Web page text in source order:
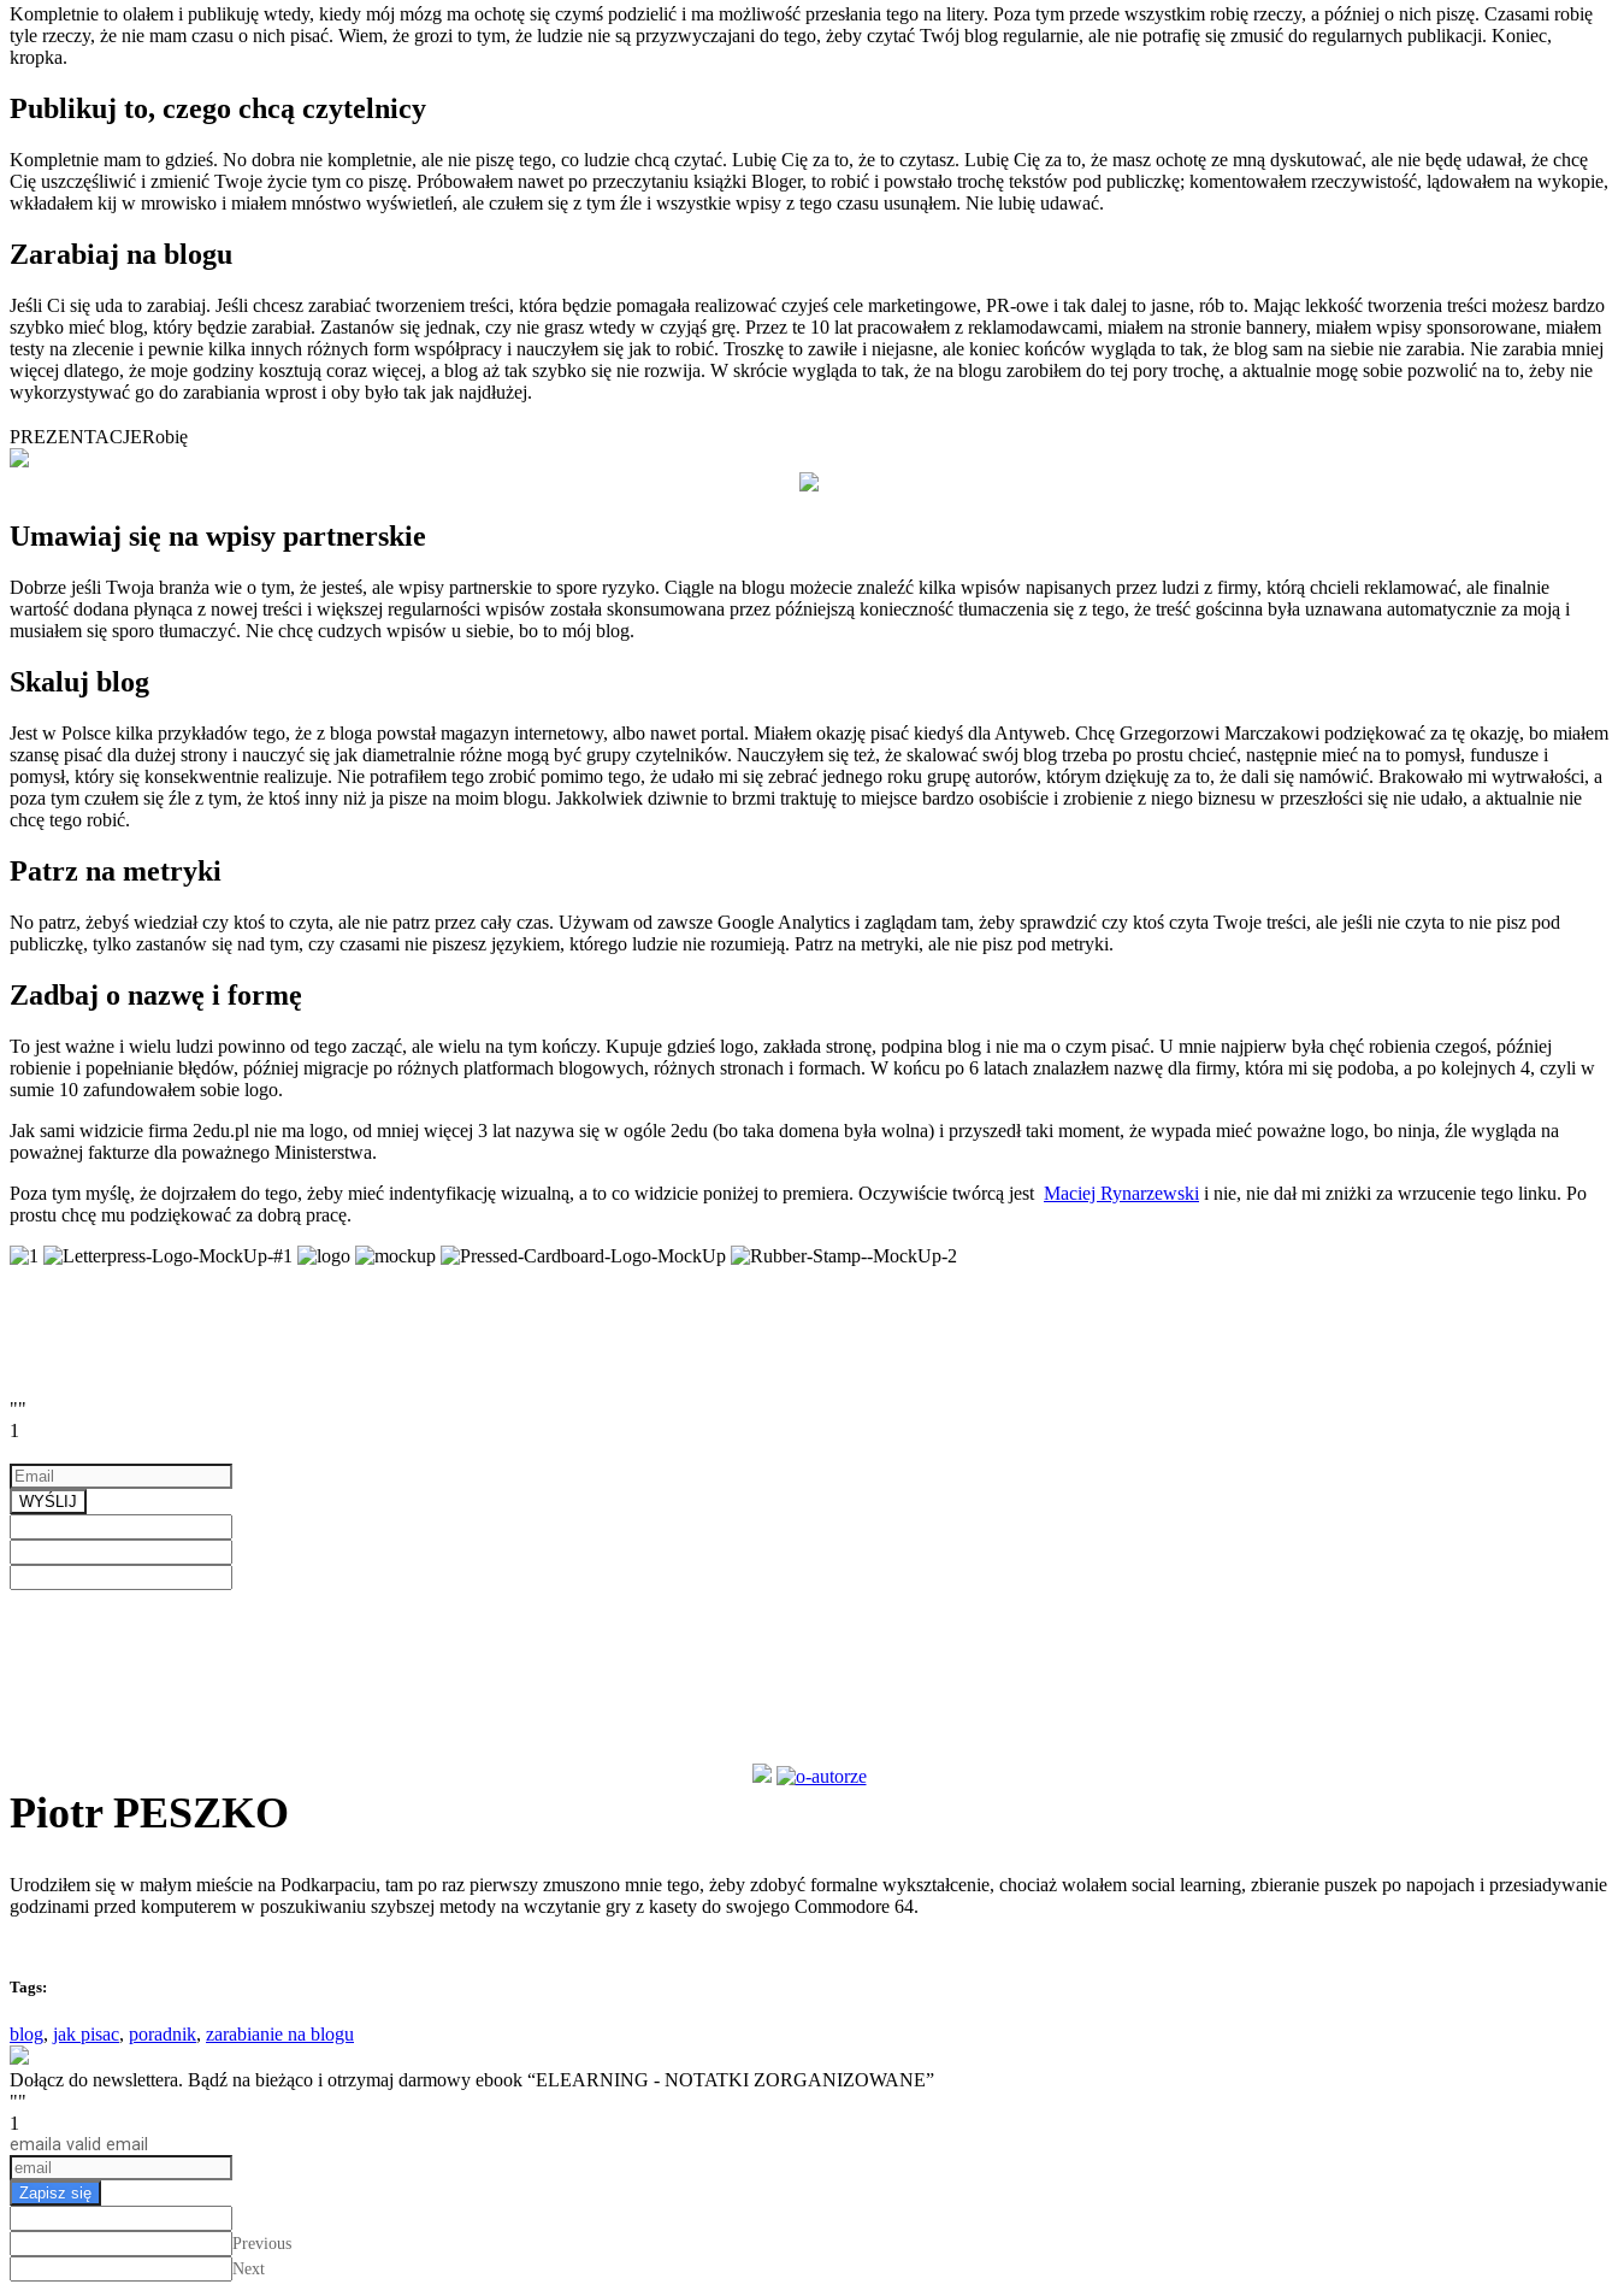
Kompletnie to olałem i publikuję wtedy, kiedy mój mózg ma ochotę się czymś podzielić i ma możliwość przesłania tego na litery. Poza tym przede wszystkim robię rzeczy, a później o nich piszę. Czasami robię
tyle rzeczy, że nie mam czasu o nich pisać. Wiem, że grozi to tym, że ludzie nie są przyzwyczajani do tego, żeby czytać Twój blog regularnie, ale nie potrafię się zmusić do regularnych publikacji. Koniec,
kropka.
Publikuj to, czego chcą czytelnicy
Kompletnie mam to gdzieś. No dobra nie kompletnie, ale nie piszę tego, co ludzie chcą czytać. Lubię Cię za to, że to czytasz. Lubię Cię za to, że masz ochotę ze mną dyskutować, ale nie będę udawał, że chcę
Cię uszczęśliwić i zmienić Twoje życie tym co piszę. Próbowałem nawet po przeczytaniu książki Bloger, to robić i powstało trochę tekstów pod publiczkę; komentowałem rzeczywistość, lądowałem na wykopie,
wkładałem kij w mrowisko i miałem mnóstwo wyświetleń, ale czułem się z tym źle i wszystkie wpisy z tego czasu usunąłem. Nie lubię udawać.
Zarabiaj na blogu
Jeśli Ci się uda to zarabiaj. Jeśli chcesz zarabiać tworzeniem treści, która będzie pomagała realizować czyjeś cele marketingowe, PR-owe i tak dalej to jasne, rób to. Mając lekkość tworzenia treści możesz bardzo
szybko mieć blog, który będzie zarabiał. Zastanów się jednak, czy nie grasz wtedy w czyjąś grę. Przez te 10 lat pracowałem z reklamodawcami, miałem na stronie bannery, miałem wpisy sponsorowane, miałem
testy na zlecenie i pewnie kilka innych różnych form współpracy i nauczyłem się jak to robić. Troszkę to zawiłe i niejasne, ale koniec końców wygląda to tak, że blog sam na siebie nie zarabia. Nie zarabia mniej
więcej dlatego, że moje godziny kosztują coraz więcej, a blog aż tak szybko się nie rozwija. W skrócie wygląda to tak, że na blogu zarobiłem do tej pory trochę, a aktualnie mogę sobie pozwolić na to, żeby nie
wykorzystywać go do zarabiania wprost i oby było tak jak najdłużej.
PREZENTACJERobię
Umawiaj się na wpisy partnerskie
Dobrze jeśli Twoja branża wie o tym, że jesteś, ale wpisy partnerskie to spore ryzyko. Ciągle na blogu możecie znaleźć kilka wpisów napisanych przez ludzi z firmy, którą chcieli reklamować, ale finalnie
wartość dodana płynąca z nowej treści i większej regularności wpisów została skonsumowana przez późniejszą konieczność tłumaczenia się z tego, że treść gościnna była uznawana automatycznie za moją i
musiałem się sporo tłumaczyć. Nie chcę cudzych wpisów u siebie, bo to mój blog.
Skaluj blog
Jest w Polsce kilka przykładów tego, że z bloga powstał magazyn internetowy, albo nawet portal. Miałem okazję pisać kiedyś dla Antyweb. Chcę Grzegorzowi Marczakowi podziękować za tę okazję, bo miałem
szansę pisać dla dużej strony i nauczyć się jak diametralnie różne mogą być grupy czytelników. Nauczyłem się też, że skalować swój blog trzeba po prostu chcieć, następnie mieć na to pomysł, fundusze i
pomysł, który się konsekwentnie realizuje. Nie potrafiłem tego zrobić pomimo tego, że udało mi się zebrać jednego roku grupę autorów, którym dziękuję za to, że dali się namówić. Brakowało mi wytrwałości, a
poza tym czułem się źle z tym, że ktoś inny niż ja pisze na moim blogu. Jakkolwiek dziwnie to brzmi traktuję to miejsce bardzo osobiście i zrobienie z niego biznesu w przeszłości się nie udało, a aktualnie nie
chcę tego robić.
Patrz na metryki
No patrz, żebyś wiedział czy ktoś to czyta, ale nie patrz przez cały czas. Używam od zawsze Google Analytics i zaglądam tam, żeby sprawdzić czy ktoś czyta Twoje treści, ale jeśli nie czyta to nie pisz pod
publiczkę, tylko zastanów się nad tym, czy czasami nie piszesz językiem, którego ludzie nie rozumieją. Patrz na metryki, ale nie pisz pod metryki.
Zadbaj o nazwę i formę
To jest ważne i wielu ludzi powinno od tego zacząć, ale wielu na tym kończy. Kupuje gdzieś logo, zakłada stronę, podpina blog i nie ma o czym pisać. U mnie najpierw była chęć robienia czegoś, później
robienie i popełnianie błędów, później migracje po różnych platformach blogowych, różnych stronach i formach. W końcu po 6 latach znalazłem nazwę dla firmy, która mi się podoba, a po kolejnych 4, czyli w
sumie 10 zafundowałem sobie logo.
Jak sami widzicie firma 2edu.pl nie ma logo, od mniej więcej 3 lat nazywa się w ogóle 2edu (bo taka domena była wolna) i przyszedł taki moment, że wypada mieć poważne logo, bo ninja, źle wygląda na
poważnej fakturze dla poważnego Ministerstwa.
Poza tym myślę, że dojrzałem do tego, żeby mieć indentyfikację wizualną, a to co widzicie poniżej to premiera. Oczywiście twórcą jest Maciej Rynarzewski i nie, nie dał mi zniżki za wrzucenie tego linku. Po
prostu chcę mu podziękować za dobrą pracę.
""
1
WYŚLIJ
Piotr PESZKO
Urodziłem się w małym mieście na Podkarpaciu, tam po raz pierwszy zmuszono mnie tego, żeby zdobyć formalne wykształcenie, chociaż wolałem social learning, zbieranie puszek po napojach i przesiadywanie
godzinami przed komputerem w poszukiwaniu szybszej metody na wczytanie gry z kasety do swojego Commodore 64.
Tags:
blog, jak pisac, poradnik, zarabianie na blogu
Dołącz do newslettera. Bądź na bieżąco i otrzymaj darmowy ebook “ELEARNING - NOTATKI ZORGANIZOWANE”
""
1
email a valid email
Zapisz się
Previous
Next